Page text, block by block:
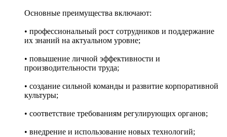
Основные преимущества включают:
• профессиональный рост сотрудников и поддержание
их знаний на актуальном уровне;
• повышение личной эффективности и
производительности труда;
• создание сильной команды и развитие корпоративной
культуры;
• соответствие требованиям регулирующих органов;
• внедрение и использование новых технологий;